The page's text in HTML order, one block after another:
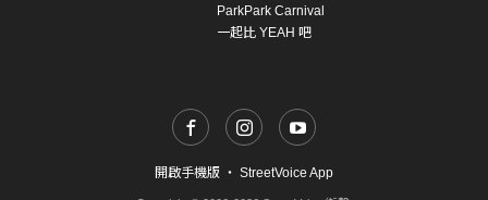
ParkPark Carnival
一起比 YEAH 吧
開啟手機版 ・ StreetVoice App